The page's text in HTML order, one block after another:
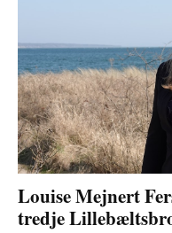
Louise Mejnert
tredje